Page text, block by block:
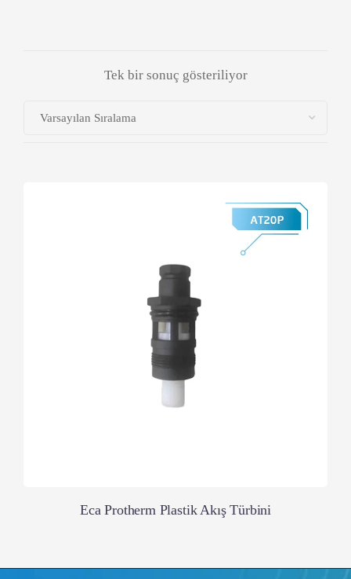
Tek bir sonuç gösteriliyor
Eca Protherm Plastik Akış Türbini